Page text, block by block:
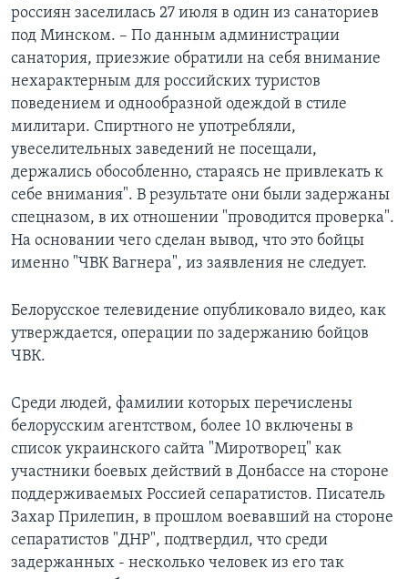
россиян заселилась 27 июля в один из санаториев
под Минском. – По данным администрации
санатория, приезжие обратили на себя внимание
нехарактерным для российских туристов
поведением и однообразной одеждой в стиле
милитари. Спиртного не употребляли,
увеселительных заведений не посещали,
держались обособленно, стараясь не привлекать к
себе внимания". В результате они были задержаны
спецназом, в их отношении "проводится проверка".
На основании чего сделан вывод, что это бойцы
именно "ЧВК Вагнера", из заявления не следует.
Белорусское телевидение опубликовало видео, как
утверждается, операции по задержанию бойцов
ЧВК.
Среди людей, фамилии которых перечислены
белорусским агентством, более 10 включены в
список украинского сайта "Миротворец" как
участники боевых действий в Донбассе на стороне
поддерживаемых Россией сепаратистов. Писатель
Захар Прилепин, в прошлом воевавший на стороне
сепаратистов "ДНР", подтвердил, что среди
задержанных - несколько человек из его так